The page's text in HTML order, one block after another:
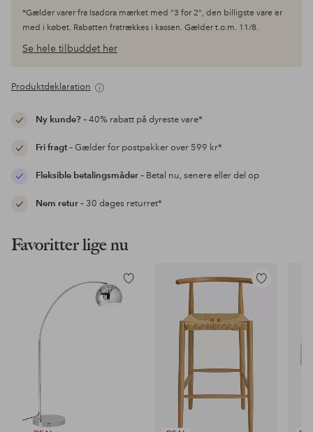
*Gælder varer fra Isadora mærket med "3 for 2", den billigste vare er
med i købet. Rabatten fratrækkes i kassen. Gælder t.o.m. 11/8.
Se hele tilbuddet her
Produktdeklaration
Ny kunde?– 40% rabatt på dyreste vare*
Fri fragt– Gælder for postpakker over 599 kr*
Fleksible betalingsmåder– Betal nu, senere eller del op
Nem retur– 30 dages returret*
Favoritter lige nu
Tilføj
til
Tilføj